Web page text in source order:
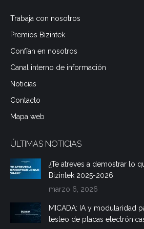
opens
in
new
window
opens
in
new
window
opens
in
new
window
Trabaja con nosotros
Premios Bizintek
Confían en nosotros
Canal interno de información
Noticias
Contacto
Mapa web
ÚLTIMAS NOTICIAS
¿Te atreves a demostrar lo
Bizintek 2025-2026
marzo 6, 2026
MICADA: IA y modularidad
testeo de placas